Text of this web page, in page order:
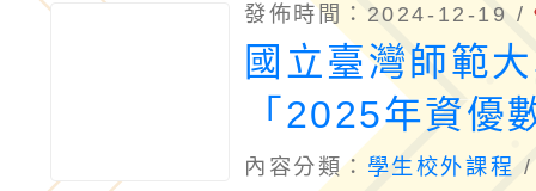
發佈時間：2024-12-19 /
國立臺灣師範
「2025年資優
營」活動
內容分類： 學生校外課程